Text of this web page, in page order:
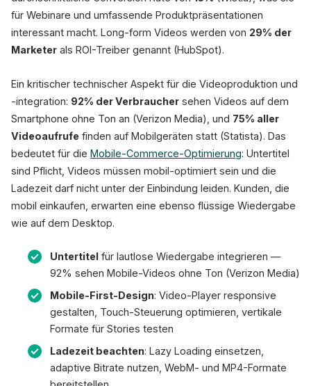
für Webinare und umfassende Produktpräsentationen
interessant macht. Long-form Videos werden von 29% der
Marketer als ROI-Treiber genannt (HubSpot).
Ein kritischer technischer Aspekt für die Videoproduktion und
-integration: 92% der Verbraucher sehen Videos auf dem
Smartphone ohne Ton an (Verizon Media), und 75% aller
Videoaufrufe finden auf Mobilgeräten statt (Statista). Das
bedeutet für die Mobile-Commerce-Optimierung: Untertitel
sind Pflicht, Videos müssen mobil-optimiert sein und die
Ladezeit darf nicht unter der Einbindung leiden. Kunden, die
mobil einkaufen, erwarten eine ebenso flüssige Wiedergabe
wie auf dem Desktop.
Untertitel für lautlose Wiedergabe integrieren —
92% sehen Mobile-Videos ohne Ton (Verizon Media)
Mobile-First-Design: Video-Player responsive
gestalten, Touch-Steuerung optimieren, vertikale
Formate für Stories testen
Ladezeit beachten: Lazy Loading einsetzen,
adaptive Bitrate nutzen, WebM- und MP4-Formate